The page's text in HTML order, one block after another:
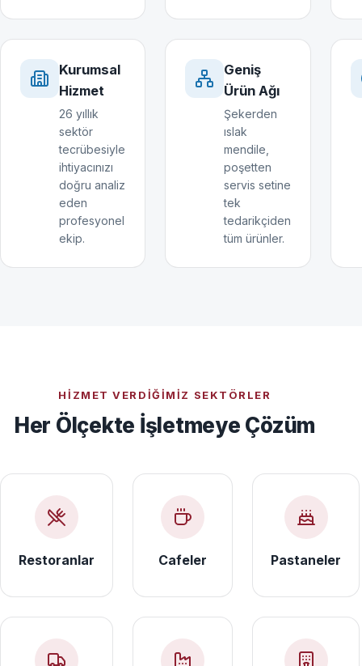
Kurumsal
Hizmet
26 yıllık
sektör
tecrübesiyle
ihtiyacınızı
doğru analiz
eden
profesyonel
ekip.
Geniş
Ürün Ağı
Şekerden
ıslak
mendile,
poşetten
servis setine
tek
tedarikçiden
tüm ürünler.
HIZMET VERDIĞIMIZ SEKTÖRLER
Her Ölçekte İşletmeye Çözüm
Restoranlar Cafeler Pastaneler